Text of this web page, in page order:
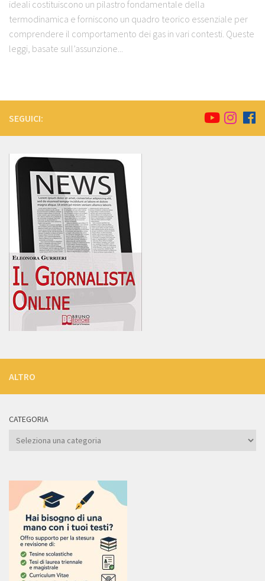
ideali costituiscono un pilastro fondamentale della
termodinamica e forniscono un quadro teorico essenziale per
comprendere il comportamento dei gas in vari contesti. Queste
leggi, basate sull’assunzione...
SEGUICI:
ALTRO
CATEGORIA
Categoria